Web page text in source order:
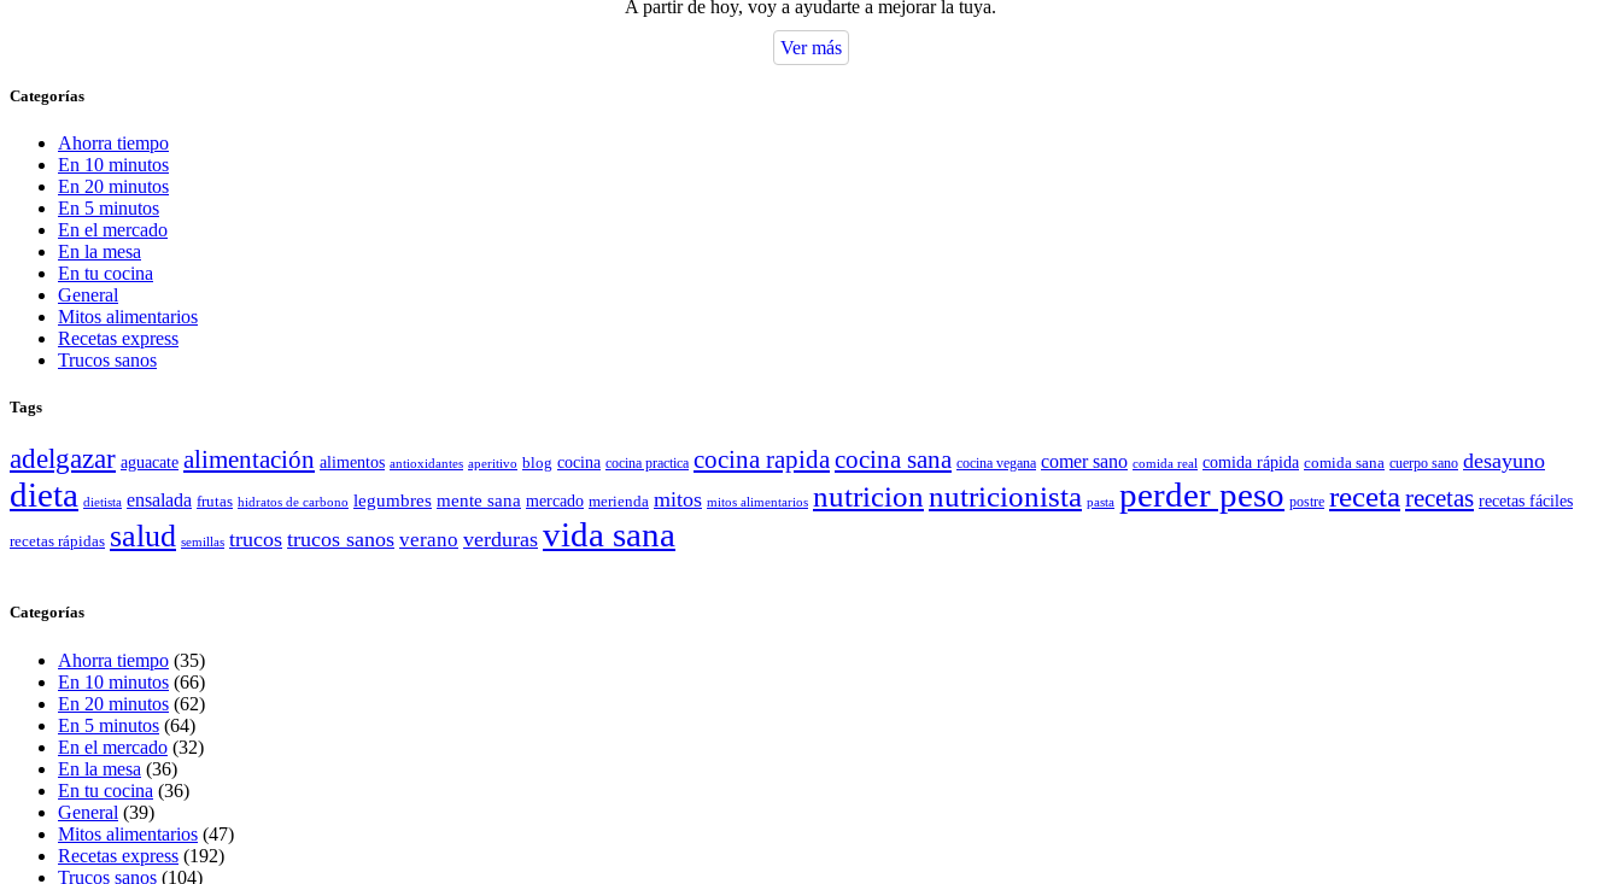
A partir de hoy, voy a ayudarte a mejorar la tuya.
Ver más
Categorías
Ahorra tiempo
En 10 minutos
En 20 minutos
En 5 minutos
En el mercado
En la mesa
En tu cocina
General
Mitos alimentarios
Recetas express
Trucos sanos
Tags
adelgazar aguacate alimentación alimentos antioxidantes aperitivo blog cocina cocina practica cocina rapidacocina sana cocina vegana comer sano comida real comida rápida comida sana cuerpo sano desayuno
dieta dietista ensalada frutas hidratos de carbono legumbres mente sana mercado merienda mitos mitos alimentarios nutricion nutricionista pasta perder peso postre receta recetas recetas fáciles
recetas rápidas salud semillas trucos trucos sanos verano verduras vida sana
Categorías
Ahorra tiempo (35)
En 10 minutos (66)
En 20 minutos (62)
En 5 minutos (64)
En el mercado (32)
En la mesa (36)
En tu cocina (36)
General (39)
Mitos alimentarios (47)
Recetas express (192)
Trucos sanos (104)